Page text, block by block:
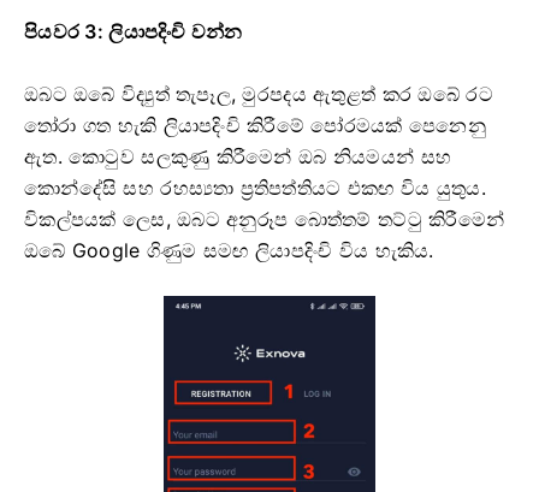
පියවර 3: ලියාපදිංචි වන්න
ඔබට ඔබේ විද්‍යුත් තැපෑල, මුරපදය ඇතුළත් කර ඔබේ රට
තෝරා ගත හැකි ලියාපදිංචි කිරීමේ පෝරමයක් පෙනෙනු
ඇත. කොටුව සලකුණු කිරීමෙන් ඔබ නියමයන් සහ
කොන්දේසි සහ රහස්‍යතා ප්‍රතිපත්තියට එකඟ විය යුතුය.
විකල්පයක් ලෙස, ඔබට අනුරූප බොත්තම් තට්ටු කිරීමෙන්
ඔබේ Google ගිණුම සමඟ ලියාපදිංචි විය හැකිය.